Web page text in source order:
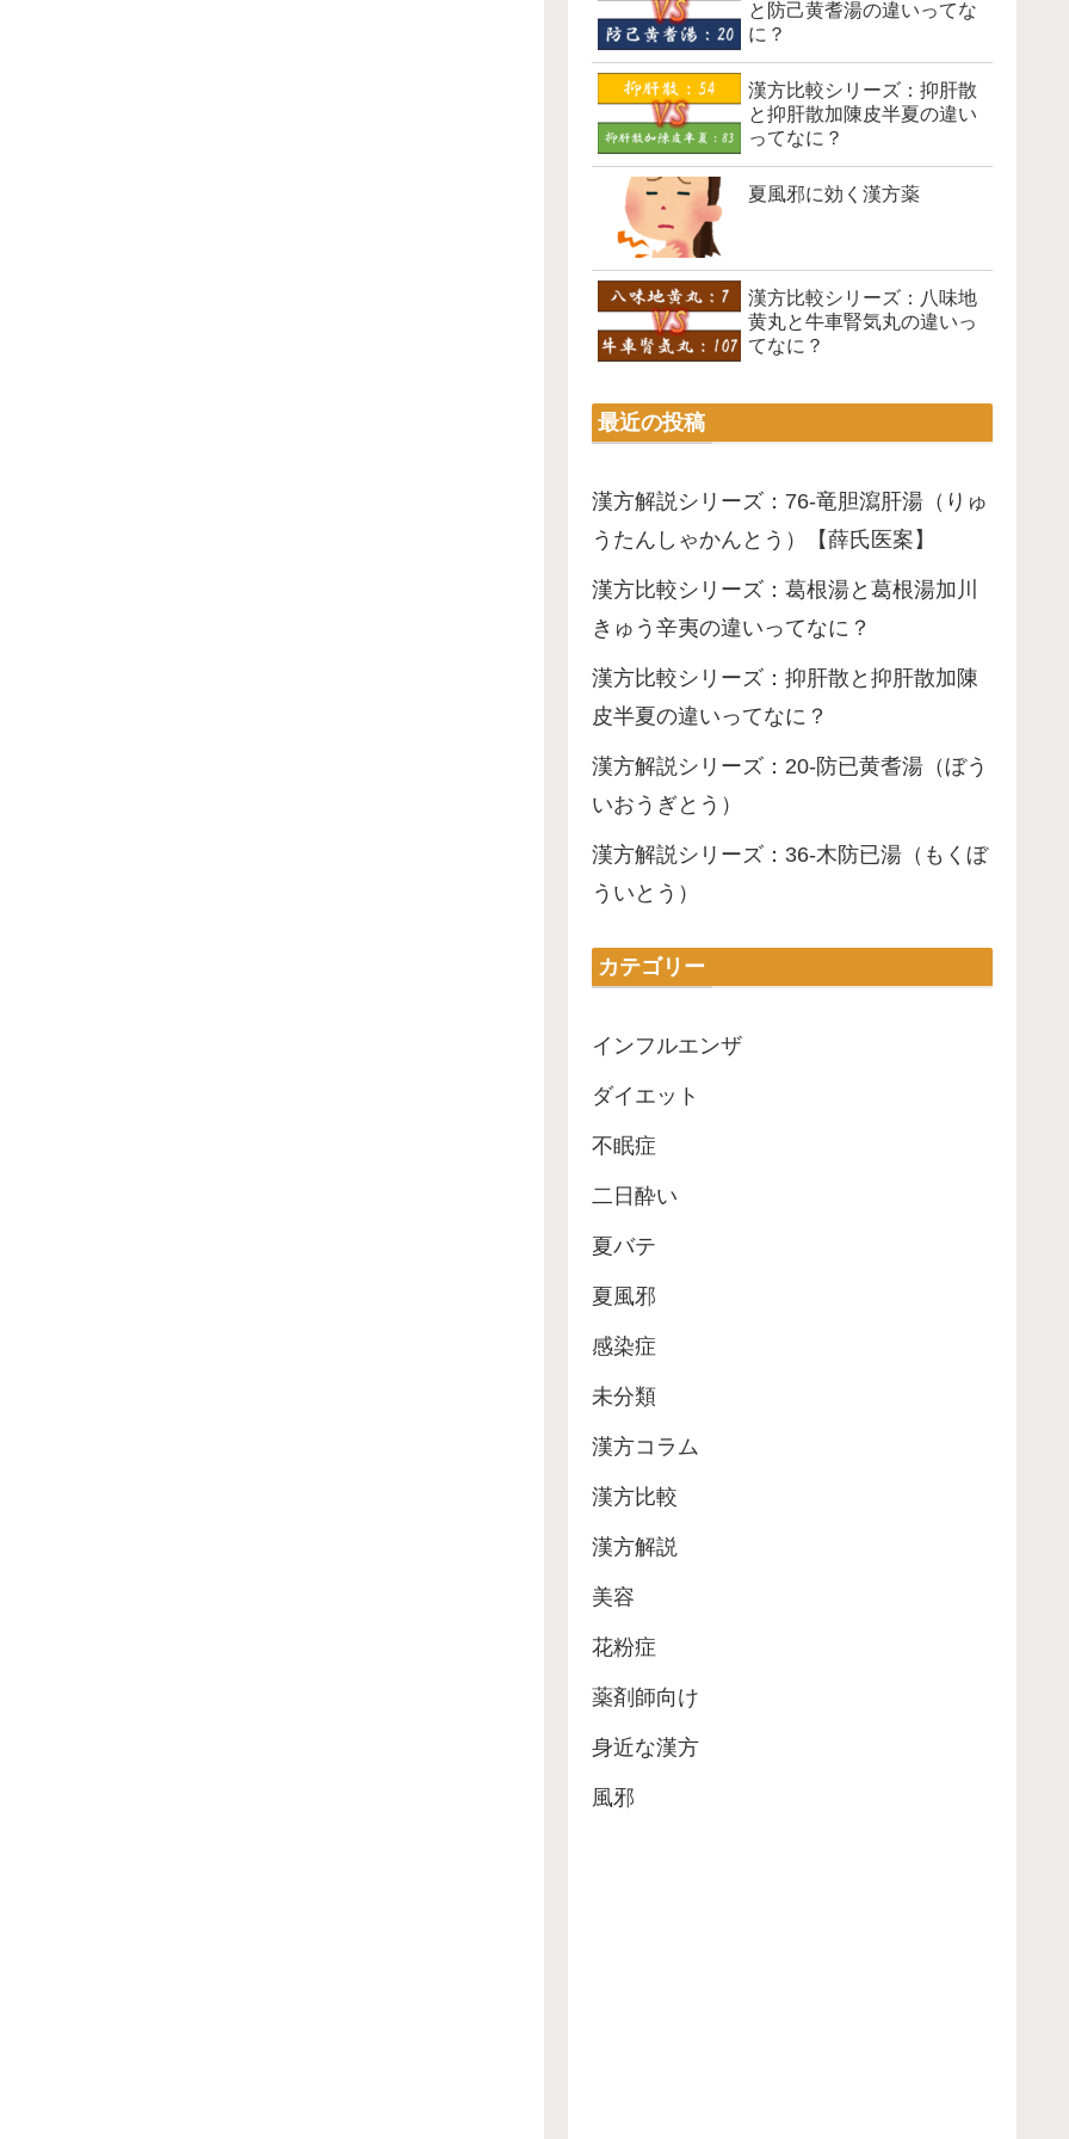
と防己黄耆湯の違いってな
に？
漢方比較シリーズ：抑肝散
と抑肝散加陳皮半夏の違い
ってなに？
夏風邪に効く漢方薬
漢方比較シリーズ：八味地
黄丸と牛車腎気丸の違いっ
てなに？
最近の投稿
漢方解説シリーズ：76-竜胆瀉肝湯（りゅ
うたんしゃかんとう）【薛氏医案】
漢方比較シリーズ：葛根湯と葛根湯加川
きゅう辛夷の違いってなに？
漢方比較シリーズ：抑肝散と抑肝散加陳
皮半夏の違いってなに？
漢方解説シリーズ：20-防已黄耆湯（ぼう
いおうぎとう）
漢方解説シリーズ：36-木防已湯（もくぼ
ういとう）
カテゴリー
インフルエンザ
ダイエット
不眠症
二日酔い
夏バテ
夏風邪
感染症
未分類
漢方コラム
漢方比較
漢方解説
美容
花粉症
薬剤師向け
身近な漢方
風邪